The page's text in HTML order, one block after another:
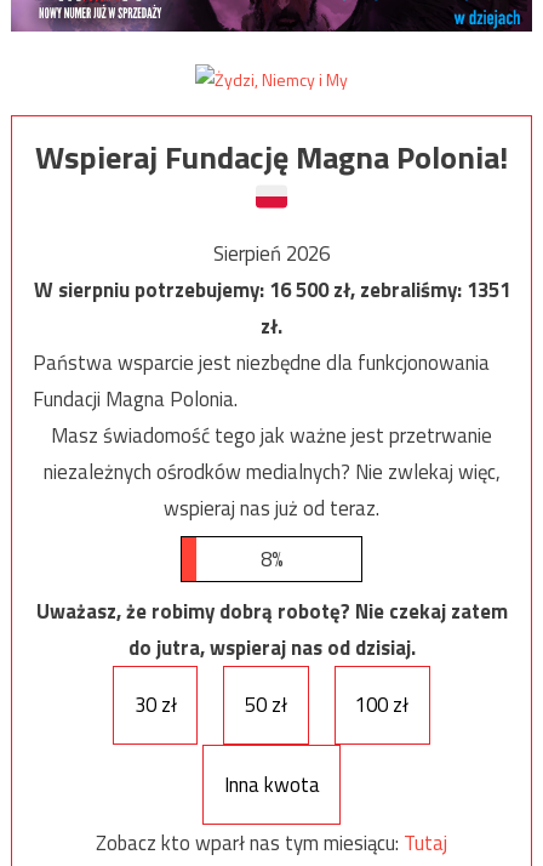
Wspieraj Fundację Magna Polonia!
Sierpień 2026
W sierpniu potrzebujemy:16 500zł, zebraliśmy:1351
zł.
Państwa wsparcie jest niezbędne dla funkcjonowania
Fundacji Magna Polonia.
Masz świadomość tego jak ważne jest przetrwanie
niezależnych ośrodków medialnych? Nie zwlekaj więc,
wspieraj nas już od teraz.
8%
Uważasz, że robimy dobrą robotę? Nie czekaj zatem
do jutra, wspieraj nas od dzisiaj.
30 zł
50 zł 100 zł
Inna kwota
Zobacz kto wparł nas tym miesiącu: Tutaj